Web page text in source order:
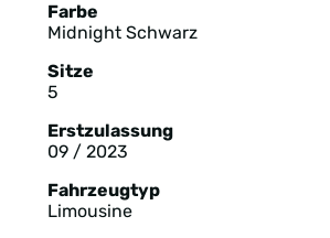
Farbe
Midnight Schwarz
Sitze
5
Erstzulassung
09 / 2023
Fahrzeugtyp
Limousine